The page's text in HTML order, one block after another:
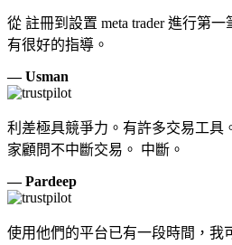
從 註冊到設置 meta trader 進行第
有很好的指導。
— Usman
利差極具競爭力。有許多交易工具
家顧問不中斷交易。 中斷。
— Pardeep
使用他們的平台已有一段時間，我